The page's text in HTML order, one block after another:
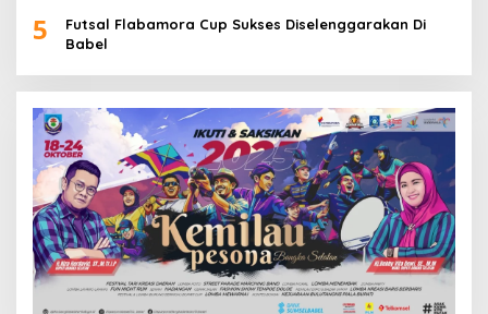
5
Futsal Flabamora Cup Sukses Diselenggarakan Di
Babel